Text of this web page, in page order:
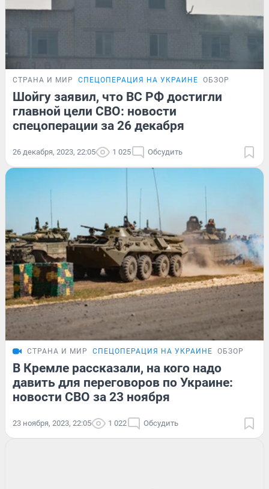
СТРАНА И МИР СПЕЦОПЕРАЦИЯ НА УКРАИНЕ ОБЗОР
Шойгу заявил, что ВС РФ достигли
главной цели СВО: новости
спецоперации за 26 декабря
26 декабря, 2023, 22:05 1 025 Обсудить
СТРАНА И МИР СПЕЦОПЕРАЦИЯ НА УКРАИНЕ ОБЗОР
В Кремле рассказали, на кого надо
давить для переговоров по Украине:
новости СВО за 23 ноября
23 ноября, 2023, 22:05 1 022 Обсудить